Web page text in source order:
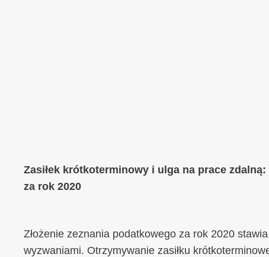
Zasiłek krótkoterminowy i ulga na prace
za rok 2020
Złożenie zeznania podatkowego za rok 2020
wyzwaniami. Otrzymywanie zasiłku